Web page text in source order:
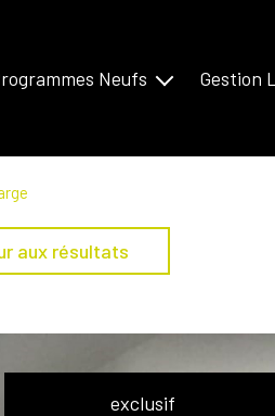
Neufs Gestion
aux résultats
exclusif